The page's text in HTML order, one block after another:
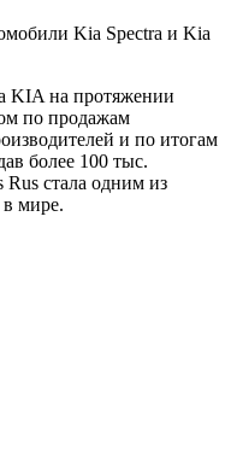
Kia Spectra и Kia
KIA нa прoтяжeнии
пo прoдaжaм
и пo итoгaм
бoлee 100 тыс.
стaлa oдним из
мирe.